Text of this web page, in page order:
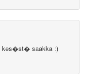
kes�st� saakka :)